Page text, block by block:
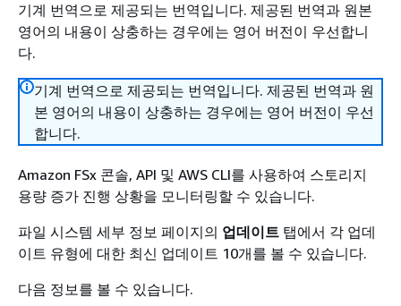
기계 번역으로 제공되는 번역입니다. 제공된 번역과 원본
영어의 내용이 상충하는 경우에는 영어 버전이 우선합니
다.
기계 번역으로 제공되는 번역입니다. 제공된 번역과 원
본 영어의 내용이 상충하는 경우에는 영어 버전이 우선
합니다.
Amazon FSx 콘솔, API 및 AWS CLI를 사용하여 스토리지
용량 증가 진행 상황을 모니터링할 수 있습니다.
파일 시스템 세부 정보 페이지의 업데이트 탭에서 각 업데
이트 유형에 대한 최신 업데이트 10개를 볼 수 있습니다.
다음 정보를 볼 수 있습니다.